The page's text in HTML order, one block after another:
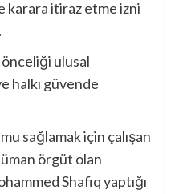
karara itiraz etme izni
ulusal
halkı güvende
sağlamak için çalışan
örgüt olan
Shafiq yaptığı